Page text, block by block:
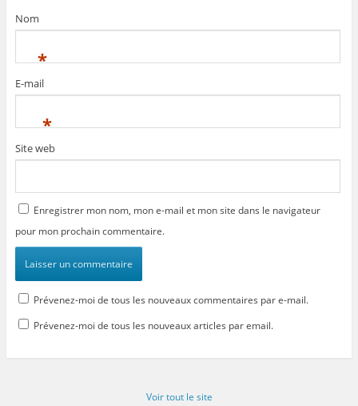
Nom
*
E-mail
*
Site web
Enregistrer mon nom, mon e-mail et mon site dans le navigateur
pour mon prochain commentaire.
Prévenez-moi de tous les nouveaux commentaires par e-mail.
Prévenez-moi de tous les nouveaux articles par email.
Voir tout le site